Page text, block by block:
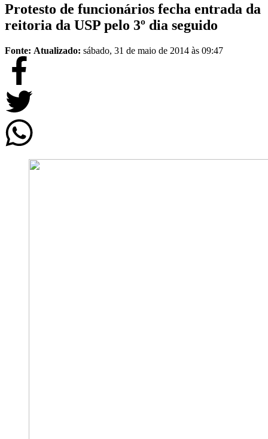
Protesto de funcionários fecha entrada da
reitoria da USP pelo 3º dia seguido
Fonte: Atualizado: sábado, 31 de maio de 2014 às 09:47